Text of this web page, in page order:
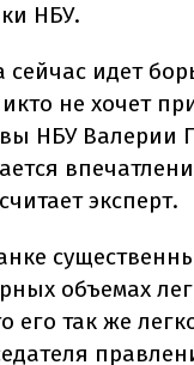
НБУ.
идет
не хочет
НБУ Валерии
эксперт.
объемах
его так же